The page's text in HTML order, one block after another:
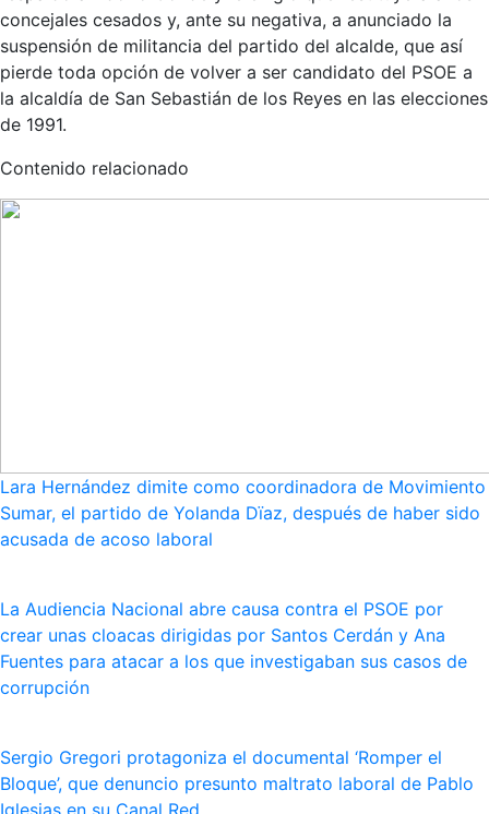
concejales cesados y, ante su negativa, a anunciado la
suspensión de militancia del partido del alcalde, que así
pierde toda opción de volver a ser candidato del PSOE a
la alcaldía de San Sebastián de los Reyes en las elecciones
de 1991.
Contenido relacionado
Lara Hernández dimite como coordinadora de Movimiento
Sumar, el partido de Yolanda Dïaz, después de haber sido
acusada de acoso laboral
La Audiencia Nacional abre causa contra el PSOE por
crear unas cloacas dirigidas por Santos Cerdán y Ana
Fuentes para atacar a los que investigaban sus casos de
corrupción
Sergio Gregori protagoniza el documental ‘Romper el
Bloque’, que denuncio presunto maltrato laboral de Pablo
Iglesias en su Canal Red